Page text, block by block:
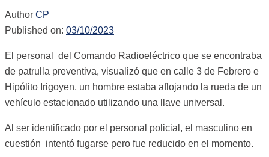
Author CP
Published on: 03/10/2023
El personal del Comando Radioeléctrico que se encontraba
de patrulla preventiva, visualizó que en calle 3 de Febrero e
Hipólito Irigoyen, un hombre estaba aflojando la rueda de un
vehículo estacionado utilizando una llave universal.
Al ser identificado por el personal policial, el masculino en
cuestión intentó fugarse pero fue reducido en el momento.